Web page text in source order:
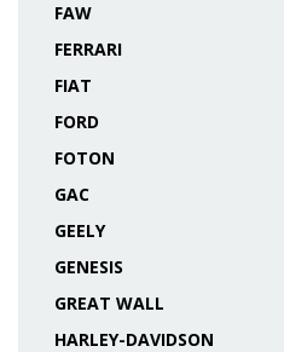
FAW
FERRARI
FIAT
FORD
FOTON
GAC
GEELY
GENESIS
GREAT WALL
HARLEY-DAVIDSON